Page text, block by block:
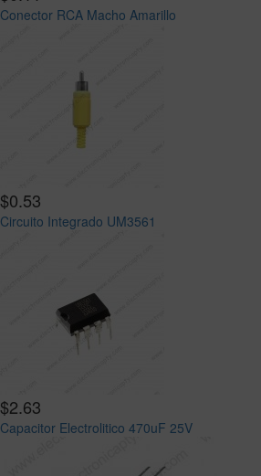
Conector RCA Macho Amarillo
$0.53
Circuito Integrado UM3561
$2.63
Capacitor Electrolitico 470uF 25V